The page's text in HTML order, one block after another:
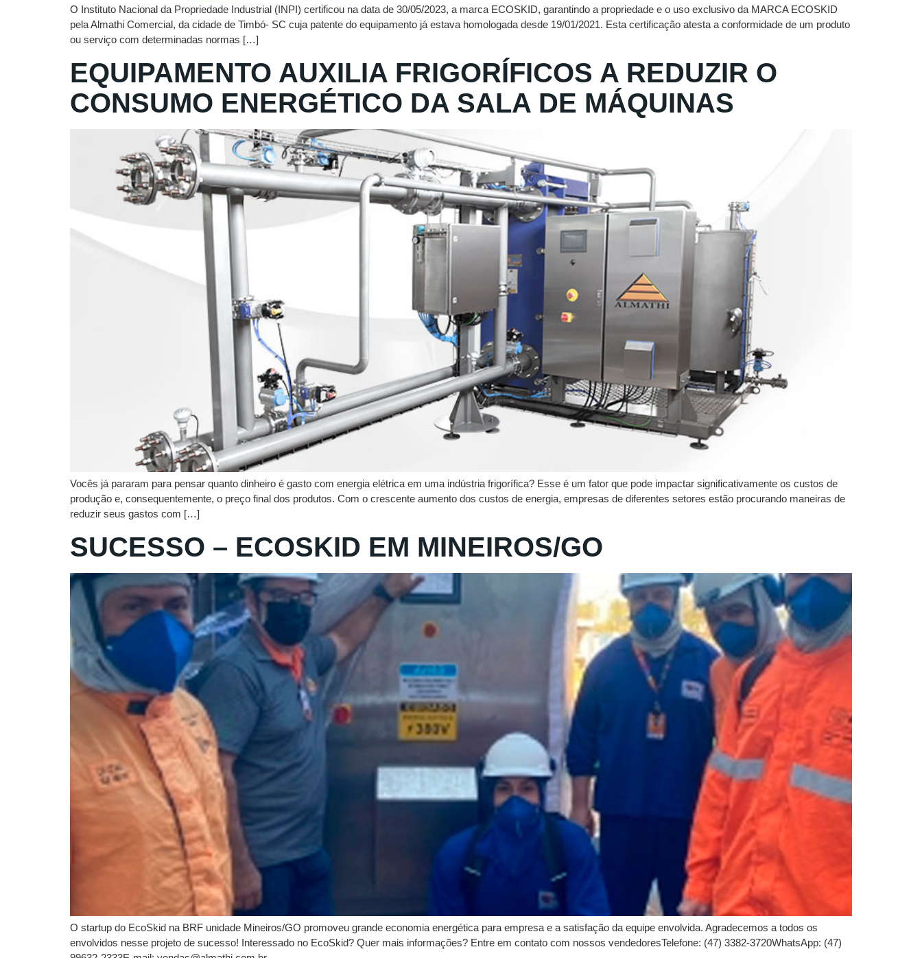
O Instituto Nacional da Propriedade Industrial (INPI) certificou na data de 30/05/2023, a marca ECOSKID, garantindo a propriedade e o uso exclusivo da MARCA ECOSKID
pela Almathi Comercial, da cidade de Timbó- SC cuja patente do equipamento já estava homologada desde 19/01/2021. Esta certificação atesta a conformidade de um produto
ou serviço com determinadas normas […]
EQUIPAMENTO AUXILIA FRIGORÍFICOS A REDUZIR O
CONSUMO ENERGÉTICO DA SALA DE MÁQUINAS
Vocês já pararam para pensar quanto dinheiro é gasto com energia elétrica em uma indústria frigorífica? Esse é um fator que pode impactar significativamente os custos de
produção e, consequentemente, o preço final dos produtos. Com o crescente aumento dos custos de energia, empresas de diferentes setores estão procurando maneiras de
reduzir seus gastos com […]
SUCESSO – ECOSKID EM MINEIROS/GO
O startup do EcoSkid na BRF unidade Mineiros/GO promoveu grande economia energética para empresa e a satisfação da equipe envolvida. Agradecemos a todos os
envolvidos nesse projeto de sucesso! Interessado no EcoSkid? Quer mais informações? Entre em contato com nossos vendedoresTelefone: (47) 3382-3720WhatsApp: (47)